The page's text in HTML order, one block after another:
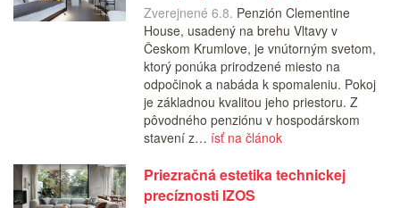
Zverejnené 6.8. Penzión Clementine
House, usadený na brehu Vltavy v
Českom Krumlove, je vnútorným svetom,
ktorý ponúka prirodzené miesto na
odpočinok a nabáda k spomaleniu. Pokoj
je základnou kvalitou jeho priestoru. Z
pôvodného penziónu v hospodárskom
stavení z… ísť na článok
Priezračná estetika technickej
precíznosti IZOS